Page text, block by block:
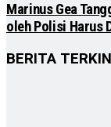
Marinus Gea
oleh Polisi Harus
BERITA